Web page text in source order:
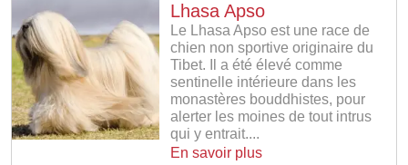
Lhasa Apso
Le Lhasa Apso est une race de
chien non sportive originaire du
Tibet. Il a été élevé comme
sentinelle intérieure dans les
monastères bouddhistes, pour
alerter les moines de tout intrus
qui y entrait....
En savoir plus